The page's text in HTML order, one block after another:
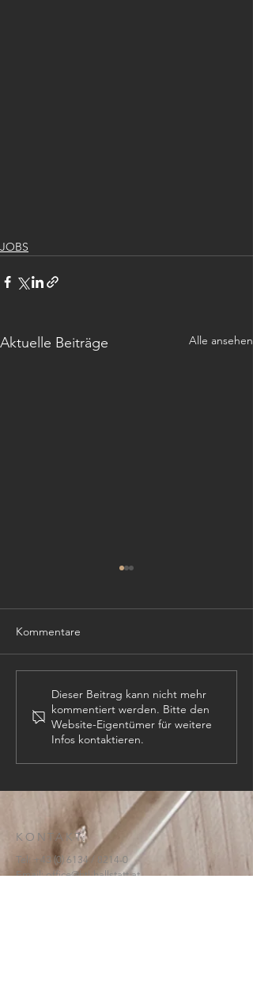
JOBS
Aktuelle Beiträge Alle ansehen
PROJEKTLEITER (m,w,d)
Kommentare
Dieser Beitrag kann nicht mehr
kommentiert werden. Bitte den
Website-Eigentümer für weitere
Infos kontaktieren.
KONTAKT:
Tel: +43 (0) 6134/ 8214-0
Email:office@htl-hallstatt.at